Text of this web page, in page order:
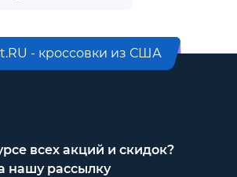
- кроссовки из США
всех акций и скидок?
нашу рассылку